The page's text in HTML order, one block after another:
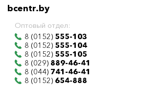
bcentr.by
Оптовый отдел:
8 (0152) 555-103
8 (0152) 555-104
8 (0152) 555-105
8 (029) 889-46-41
8 (044) 741-46-41
8 (0152) 654-888